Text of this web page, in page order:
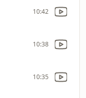
10:42
10:38
10:35